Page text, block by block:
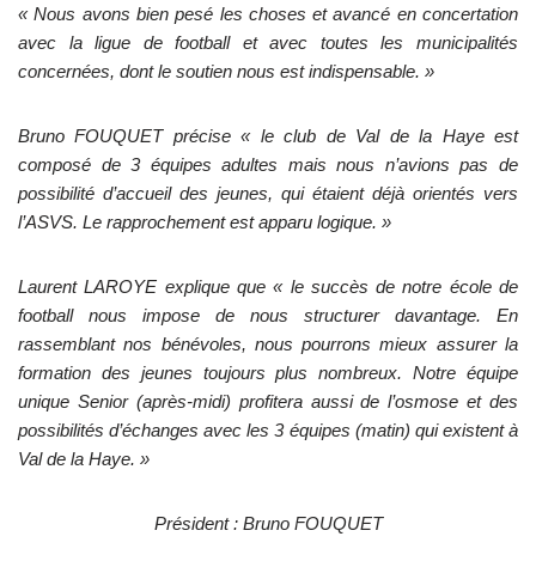
« Nous avons bien pesé les choses et avancé en concertation
avec la ligue de football et avec toutes les municipalités
concernées, dont le soutien nous est indispensable. »
Bruno FOUQUET précise « le club de Val de la Haye est
composé de 3 équipes adultes mais nous n’avions pas de
possibilité d’accueil des jeunes, qui étaient déjà orientés vers
l’ASVS. Le rapprochement est apparu logique. »
Laurent LAROYE explique que « le succès de notre école de
football nous impose de nous structurer davantage. En
rassemblant nos bénévoles, nous pourrons mieux assurer la
formation des jeunes toujours plus nombreux. Notre équipe
unique Senior (après-midi) profitera aussi de l’osmose et des
possibilités d’échanges avec les 3 équipes (matin) qui existent à
Val de la Haye. »
Président : Bruno FOUQUET